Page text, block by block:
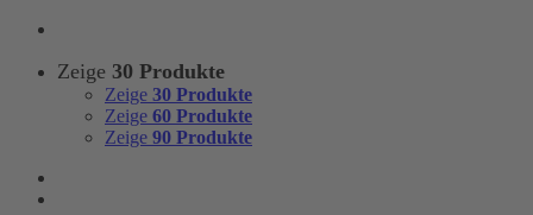
Zeige 30 Produkte
Zeige 30 Produkte
Zeige 60 Produkte
Zeige 90 Produkte